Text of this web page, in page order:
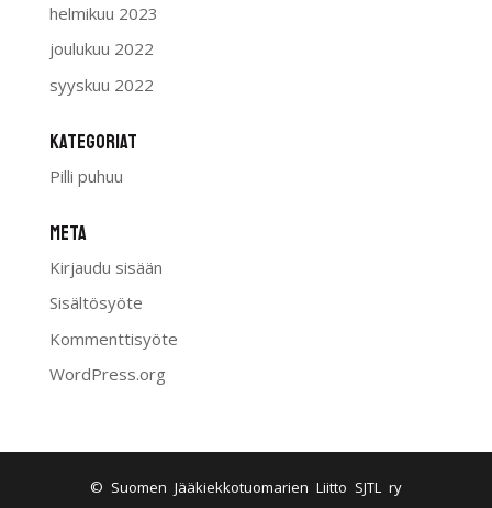
helmikuu 2023
joulukuu 2022
syyskuu 2022
Kategoriat
Pilli puhuu
Meta
Kirjaudu sisään
Sisältösyöte
Kommenttisyöte
WordPress.org
© Suomen Jääkiekkotuomarien Liitto SJTL ry